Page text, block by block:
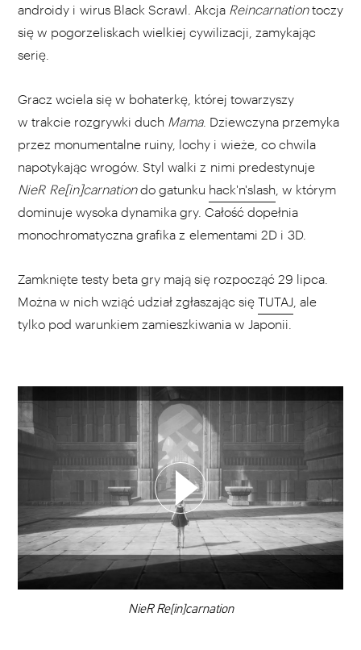
androidy i wirus Black Scrawl. Akcja Reincarnationtoczy
się w pogorzeliskach wielkiej cywilizacji, zamykając
serię.
Gracz wciela się w bohaterkę, której towarzyszy
w trakcie rozgrywki duch Mama. Dziewczyna przemyka
przez monumentalne ruiny, lochy i wieże, co chwila
napotykając wrogów. Styl walki z nimi predestynuje
NieR Re[in]carnationdo gatunku hack'n'slash , w którym
dominuje wysoka dynamika gry. Całość dopełnia
monochromatyczna grafika z elementami 2D i 3D.
Zamknięte testy beta gry mają się rozpocząć 29 lipca.
Można w nich wziąć udział zgłaszając się TUTAJ , ale
tylko pod warunkiem zamieszkiwania w Japonii.
NieR Re[in]carnation
DODAJ TEN FILM DO PLAYLISTY